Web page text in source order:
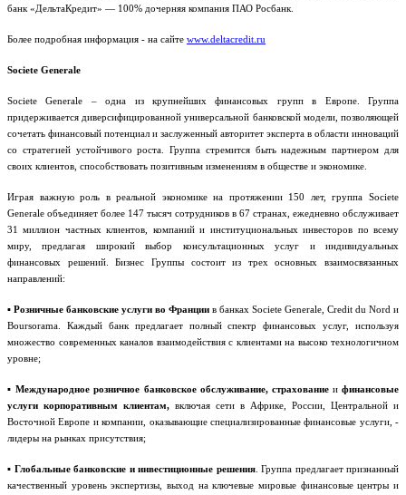
банк «ДельтаКредит» — 100% дочерняя компания ПАО Росбанк.
Более подробная информация - на сайте www.deltacredit.ru
Societe Generale
Societe Generale – одна из крупнейших финансовых групп в Европе. Группа
придерживается диверсифицированной универсальной банковской модели, позволяющей
сочетать финансовый потенциал и заслуженный авторитет эксперта в области инноваций
со стратегией устойчивого роста. Группа стремится быть надежным партнером для
своих клиентов, способствовать позитивным изменениям в обществе и экономике.
Играя важную роль в реальной экономике на протяжении 150 лет, группа Societe
Generale объединяет более 147 тысяч сотрудников в 67 странах, ежедневно обслуживает
31 миллион частных клиентов, компаний и институциональных инвесторов по всему
миру, предлагая широкий выбор консультационных услуг и индивидуальных
финансовых решений. Бизнес Группы состоит из трех основных взаимосвязанных
направлений:
▪ Розничные банковские услуги во Франции в банках Societe Generale, Credit du Nord и
Boursorama. Каждый банк предлагает полный спектр финансовых услуг, используя
множество современных каналов взаимодействия с клиентами на высоко технологичном
уровне;
▪Международное розничное банковское обслуживание, страхованиеи финансовые
услуги корпоративным клиентам, включая сети в Африке, России, Центральной и
Восточной Европе и компании, оказывающие специализированные финансовые услуги, -
лидеры на рынках присутствия;
▪ Глобальные банковские и инвестиционные решения. Группа предлагает признанный
качественный уровень экспертизы, выход на ключевые мировые финансовые центры и